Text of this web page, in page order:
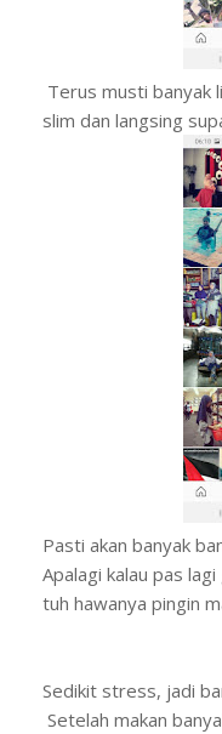
Terus musti banyak
slim dan langsing
Pasti akan banyak
Apalagi kalau pas
tuh hawanya pingin
Sedikit stress, jadi
Setelah makan